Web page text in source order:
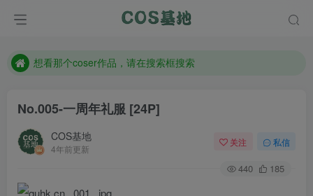
现在遇到数据丢失，售后QQ:772334847
想看那个coser作品，请在搜索框搜索
No.005-一周年礼服 [24P]
COS基地
4年前更新
关注 私信
440 185